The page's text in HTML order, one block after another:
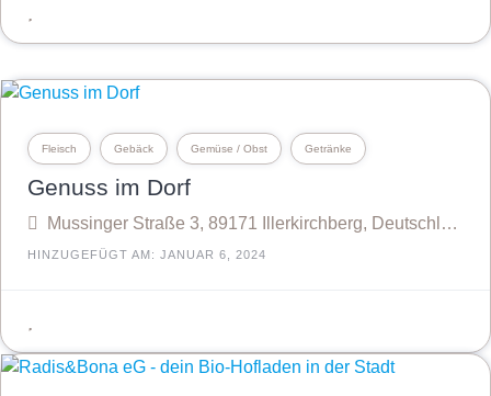
Fleisch Gebäck Gemüse / Obst Getränke
Genuss im Dorf
Mussinger Straße 3, 89171 Illerkirchberg, Deutschland
HINZUGEFÜGT AM: JANUAR 6, 2024